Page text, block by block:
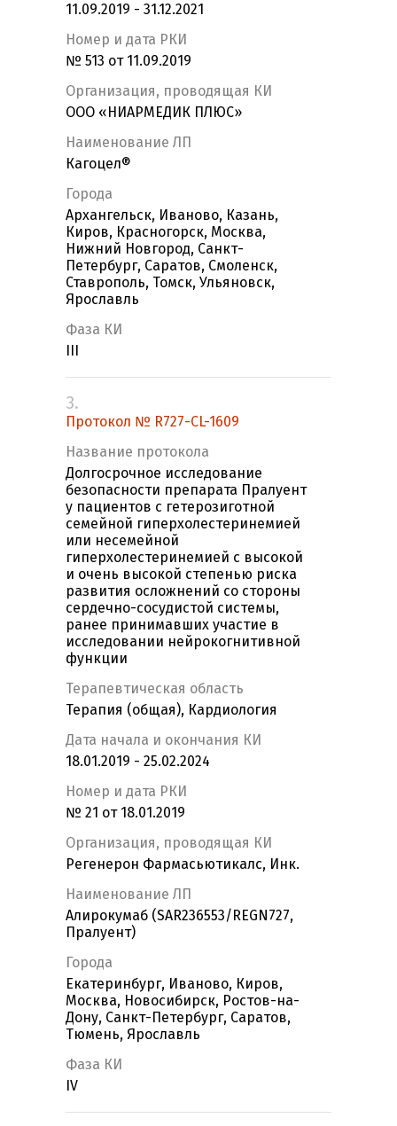
11.09.2019 - 31.12.2021
Номер и дата РКИ
№ 513 от 11.09.2019
Организация, проводящая КИ
ООО «НИАРМЕДИК ПЛЮС»
Наименование ЛП
Кагоцел®
Города
Архангельск, Иваново, Казань,
Киров, Красногорск, Москва,
Нижний Новгород, Санкт-
Петербург, Саратов, Смоленск,
Ставрополь, Томск, Ульяновск,
Ярославль
Фаза КИ
3.
Протокол № R727-CL-1609
Название протокола
Долгосрочное исследование
безопасности препарата Пралуент
у пациентов с гетерозиготной
семейной гиперхолестеринемией
или несемейной
гиперхолестеринемией с высокой
и очень высокой степенью риска
развития осложнений со стороны
сердечно-сосудистой системы,
ранее принимавших участие в
исследовании нейрокогнитивной
функции
Терапевтическая область
Терапия (общая), Кардиология
Дата начала и окончания КИ
18.01.2019 - 25.02.2024
Номер и дата РКИ
№ 21 от 18.01.2019
Организация, проводящая КИ
Регенерон Фармасьютикалс, Инк.
Наименование ЛП
Алирокумаб (SAR236553/REGN727,
Пралуент)
Города
Екатеринбург, Иваново, Киров,
Москва, Новосибирск, Ростов-на-
Дону, Санкт-Петербург, Саратов,
Тюмень, Ярославль
Фаза КИ
IV